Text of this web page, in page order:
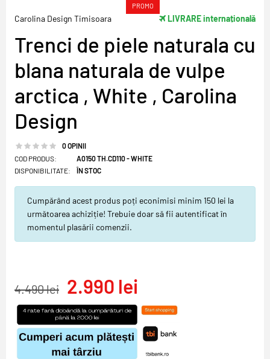
Carolina Design Timisoara
PROMO
LIVRARE internațională
Trenci de piele naturala cu
blana naturala de vulpe
arctica , White , Carolina
Design
0 OPINII
COD PRODUS:
DISPONIBILITATE:
A0150 TH.CD110 - WHITE
ÎN STOC
Cumpărând acest produs poți econimisi minim 150 lei la
următoarea achiziție! Trebuie doar să fii autentificat în
momentul plasării comenzii.
4.490 lei 2.990 lei